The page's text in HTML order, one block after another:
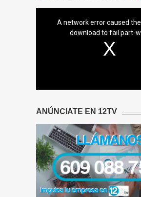
A network error caused
download to fail part-
ANÚNCIATE EN 12TV